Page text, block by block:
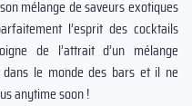
mélange de saveurs exotiques
l’esprit des cocktails
de l’attrait d’un mélange
le monde des bars et il ne
anytime soon !